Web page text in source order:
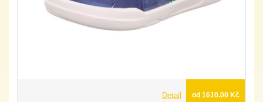
Detail od 1610.00 Kč